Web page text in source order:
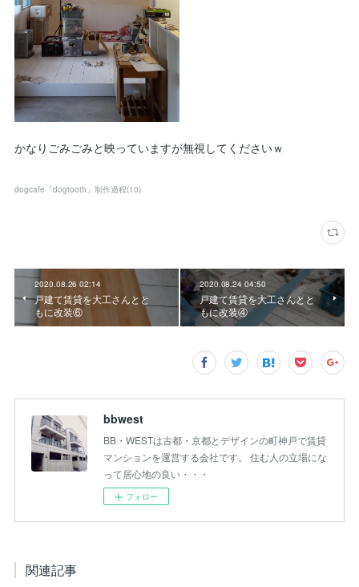
かなりごみごみと映っていますが無視してくださいｗ
dogcafe「dogtooth」制作過程(10)
2020.08.26 02:14
戸建て賃貸を大工さんとと
もに改装⑥
2020.08.24 04:50
戸建て賃貸を大工さんとと
もに改装④
bbwest
BB・WESTは古都・京都とデザインの町神戸で賃貸
マンションを運営する会社です。 住む人の立場にな
って居心地の良い・・・
フォロー
関連記事